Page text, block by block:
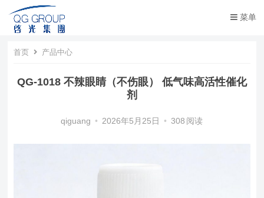
菜单
首页 产品中心
QG-1018 不辣眼睛（不伤眼） 低气味高活性催化
剂
qiguang • 2026年5月25日 • 308 阅读